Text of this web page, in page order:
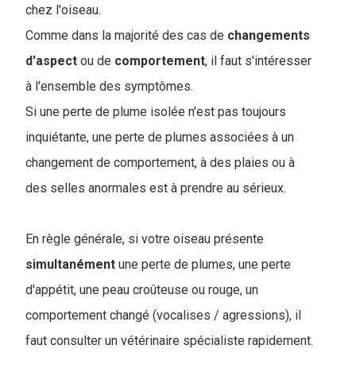
chez l'oiseau.
Comme dans la majorité des cas de changements
d'aspect ou de comportement, il faut s'intéresser
à l'ensemble des symptômes.
Si une perte de plume isolée n'est pas toujours
inquiétante, une perte de plumes associées à un
changement de comportement, à des plaies ou à
des selles anormales est à prendre au sérieux.
En règle générale, si votre oiseau présente
simultanément une perte de plumes, une perte
d'appétit, une peau croûteuse ou rouge, un
comportement changé (vocalises / agressions), il
faut consulter un vétérinaire spécialiste rapidement.